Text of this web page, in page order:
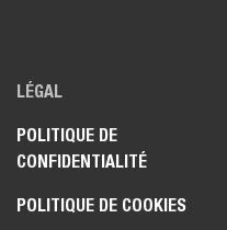
LÉGAL
POLITIQUE DE
CONFIDENTIALITÉ
POLITIQUE DE COOKIES